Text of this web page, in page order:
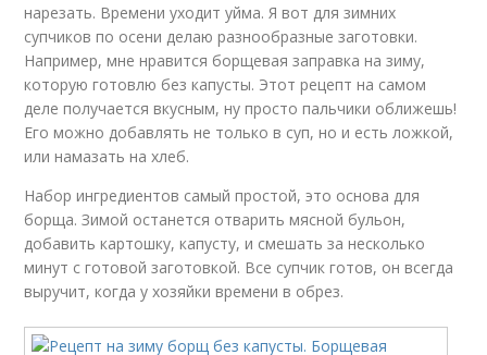
нарезать. Времени уходит уйма. Я вот для зимних
супчиков по осени делаю разнообразные заготовки.
Например, мне нравится борщевая заправка на зиму,
которую готовлю без капусты. Этот рецепт на самом
деле получается вкусным, ну просто пальчики оближешь!
Его можно добавлять не только в суп, но и есть ложкой,
или намазать на хлеб.
Набор ингредиентов самый простой, это основа для
борща. Зимой останется отварить мясной бульон,
добавить картошку, капусту, и смешать за несколько
минут с готовой заготовкой. Все супчик готов, он всегда
выручит, когда у хозяйки времени в обрез.